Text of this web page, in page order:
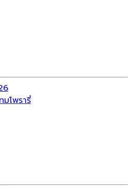
มโพรารี่